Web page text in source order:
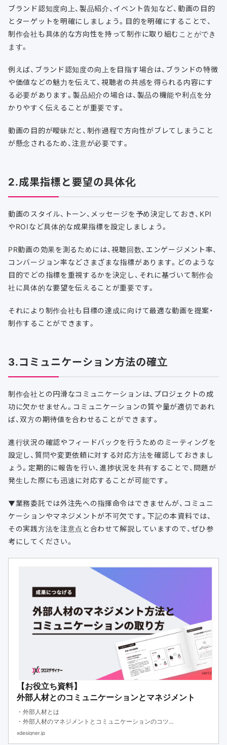
ブランド認知度向上、製品紹介、イベント告知など、動画の目的
とターゲットを明確にしましょう。目的を明確にすることで、
制作会社も具体的な方向性を持って制作に取り組むことができ
ます。
例えば、ブランド認知度の向上を目指す場合は、ブランドの特徴
や価値などの魅力を伝えて、視聴者の共感を得られる内容にす
る必要があります。製品紹介の場合は、製品の機能や利点を分
かりやすく伝えることが重要です。
動画の目的が曖昧だと、制作過程で方向性がブレてしまうこと
が懸念されるため、注意が必要です。
2.成果指標と要望の具体化
動画のスタイル、トーン、メッセージを予め決定しておき、KPI
やROIなど具体的な成果指標を設定しましょう。
PR動画の効果を測るためには、視聴回数、エンゲージメント率、
コンバージョン率などさまざまな指標があります。どのような
目的でどの指標を重視するかを決定し、それに基づいて制作会
社に具体的な要望を伝えることが重要です。
それにより制作会社も目標の達成に向けて最適な動画を提案・
制作することができます。
3.コミュニケーション方法の確立
制作会社との円滑なコミュニケーションは、プロジェクトの成
功に欠かせません。コミュニケーションの質や量が適切であれ
ば、双方の期待値を合わせることができます。
進行状況の確認やフィードバックを行うためのミーティングを
設定し、質問や変更依頼に対する対応方法を確認しておきまし
ょう。定期的に報告を行い、進捗状況を共有することで、問題が
発生した際にも迅速に対応することが可能です。
▼業務委託では外注先への指揮命令はできませんが、コミュニ
ケーションやマネジメントが不可欠です。下記の本資料では、
その実践方法を注意点と合わせて解説していますので、ぜひ参
考にしてください。
【お役立ち資料】
外部人材とのコミュニケーションとマネジメント
・外部人材とは
・外部人材のマネジメントとコミュニケーションのコツ
・外部人材を有効活用する方法
xdesigner.jp